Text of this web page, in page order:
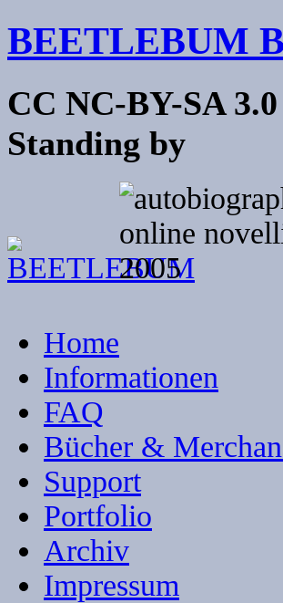
BEETLEBUM
CC NC-BY-SA 3.0
Standing by
Home
Informationen
FAQ
Bücher &
Support
Portfolio
Archiv
Impressum